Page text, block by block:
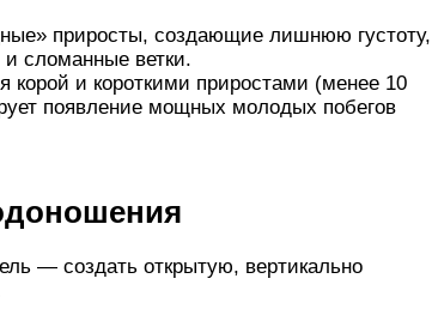
приросты, создающие лишнюю густоту,
сломанные ветки.
корой и короткими приростами (менее 10
появление мощных молодых побегов
— создать открытую, вертикально